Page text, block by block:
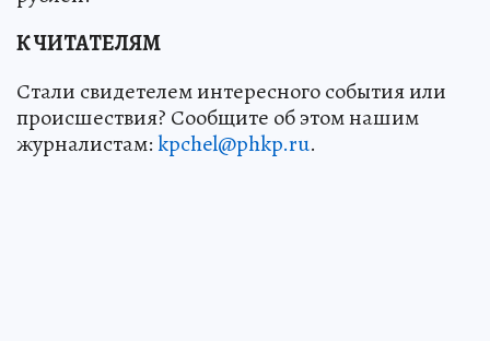
К ЧИТАТЕЛЯМ
Стали свидетелем интересного события или
происшествия? Сообщите об этом нашим
журналистам:kpchel@phkp.ru.